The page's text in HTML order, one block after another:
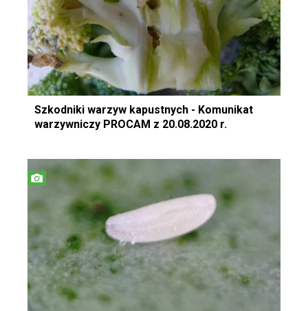
Szkodniki warzyw kapustnych - Komunikat
warzywniczy PROCAM z 20.08.2020 r.